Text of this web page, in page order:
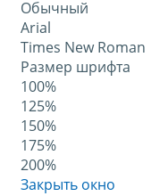
Обычный
Arial
Times New Roman
Размер шрифта
100%
125%
150%
175%
200%
Закрыть окно